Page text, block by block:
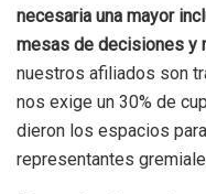
necesaria una mayor
mesas de decisiones y
nuestros afiliados son
nos exige un 30% de
dieron los espacios
representantes